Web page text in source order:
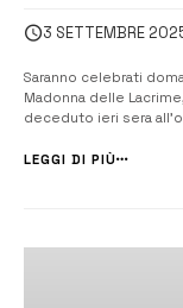
3 SETTEMBRE
Saranno celebrati
Madonna delle
deceduto ieri sera
pastorale della
LEGGI DI PIÙ